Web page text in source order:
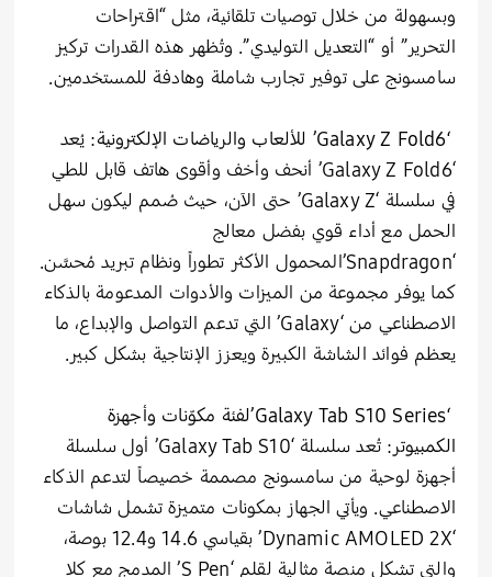
وبسهولة من خلال توصيات تلقائية، مثل “اقتراحات
التحرير” أو “التعديل التوليدي”. وتُظهر هذه القدرات تركيز
سامسونج على توفير تجارب شاملة وهادفة للمستخدمين.
‘Galaxy Z Fold6’ للألعاب والرياضات الإلكترونية: يُعد
‘Galaxy Z Fold6’ أنحف وأخف وأقوى هاتف قابل للطي
في سلسلة ‘Galaxy Z’ حتى الآن، حيث صُمم ليكون سهل
الحمل مع أداء قوي بفضل معالج
‘Snapdragon’المحمول الأكثر تطوراً ونظام تبريد مُحسَّن.
كما يوفر مجموعة من الميزات والأدوات المدعومة بالذكاء
الاصطناعي من ‘Galaxy’ التي تدعم التواصل والإبداع، ما
يعظم فوائد الشاشة الكبيرة ويعزز الإنتاجية بشكل كبير.
‘Galaxy Tab S10 Series
’لفئة مكوّنات وأجهزة
الكمبيوتر
: تُعد سلسلة ‘Galaxy Tab S10’ أول سلسلة
أجهزة لوحية من سامسونج مصممة خصيصاً لتدعم الذكاء
الاصطناعي. ويأتي الجهاز بمكونات متميزة تشمل شاشات
‘Dynamic AMOLED 2X’ بقياسي 14.6 و12.4 بوصة،
والتي تشكل منصة مثالية لقلم ‘S Pen’ المدمج مع كلا